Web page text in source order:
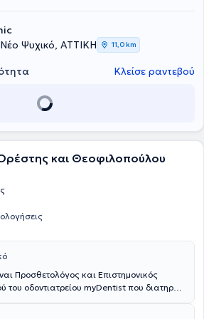
Αθηνών. Οι ψηφιακές
και η εξατομικευμένη προσέγγιση του
την ανώδυνη και στοχευμένη
Το επιθυμητό αποτέλεσμα θα
Ψυχικό, ΑΤΤΙΚΗ
11,0 km
Κλείσε ραντεβού
και Θεοφιλοπούλου
Προσθετολόγος και Επιστημονικός
του οδοντιατρείου myDentist που διατηρεί
Πανεπιστημίου Αθηνών. Με την